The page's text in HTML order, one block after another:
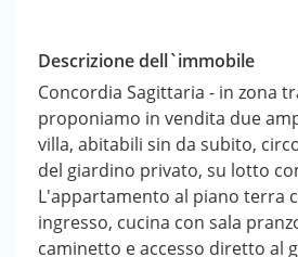
Descrizione dell`immobile
Concordia Sagittaria - in zona
proponiamo in vendita due
villa, abitabili sin da subito,
del giardino privato, su lotto
L'appartamento al piano terra
ingresso, cucina con sala
caminetto e accesso diretto al